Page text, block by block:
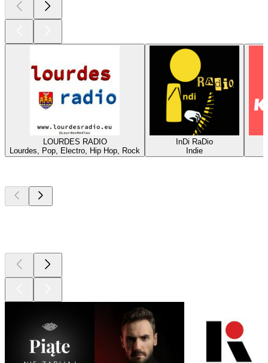
LOURDES RADIO
Lourdes, Pop, Electro, Hip Hop, Rock
InDi RaDio
Indie